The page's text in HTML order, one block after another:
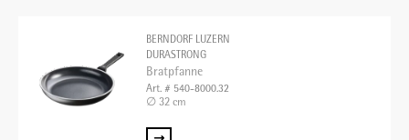
BERNDORF LUZERN
DURASTRONG
Bratpfanne
Art. # 540-8000.32
∅ 32 cm